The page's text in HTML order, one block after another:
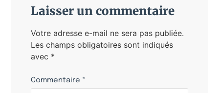
Laisser un commentaire
Votre adresse e-mail ne sera pas publiée.
Les champs obligatoires sont indiqués
avec *
Commentaire *